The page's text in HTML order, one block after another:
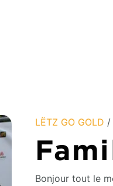
LËTZ GO GOLD /
Bonjour tout le